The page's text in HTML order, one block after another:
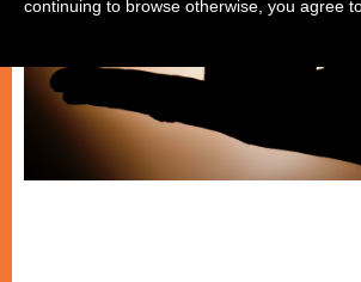
continuing to browse otherwise, you agree